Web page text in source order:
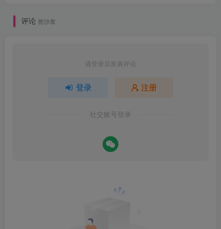
评论 抢沙发
请登录后发表评论
登录 注册
社交账号登录